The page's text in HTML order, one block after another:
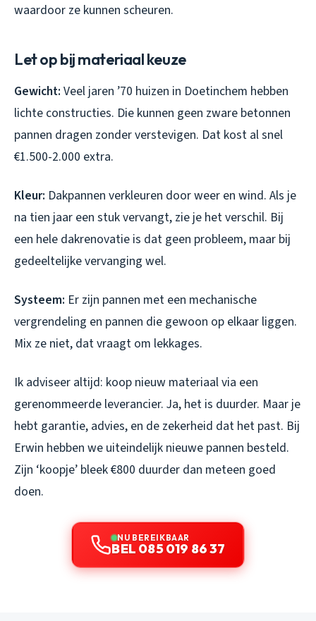
waardoor ze kunnen scheuren.
Let op bij materiaal keuze
Gewicht: Veel jaren ’70 huizen in Doetinchem hebben
lichte constructies. Die kunnen geen zware betonnen
pannen dragen zonder verstevigen. Dat kost al snel
€1.500-2.000 extra.
Kleur: Dakpannen verkleuren door weer en wind. Als je
na tien jaar een stuk vervangt, zie je het verschil. Bij
een hele dakrenovatie is dat geen probleem, maar bij
gedeeltelijke vervanging wel.
Systeem: Er zijn pannen met een mechanische
vergrendeling en pannen die gewoon op elkaar liggen.
Mix ze niet, dat vraagt om lekkages.
Ik adviseer altijd: koop nieuw materiaal via een
gerenommeerde leverancier. Ja, het is duurder. Maar je
hebt garantie, advies, en de zekerheid dat het past. Bij
Erwin hebben we uiteindelijk nieuwe pannen besteld.
Zijn ‘koopje’ bleek €800 duurder dan meteen goed
doen.
NU BEREIKBAAR
BEL 085 019 86 37